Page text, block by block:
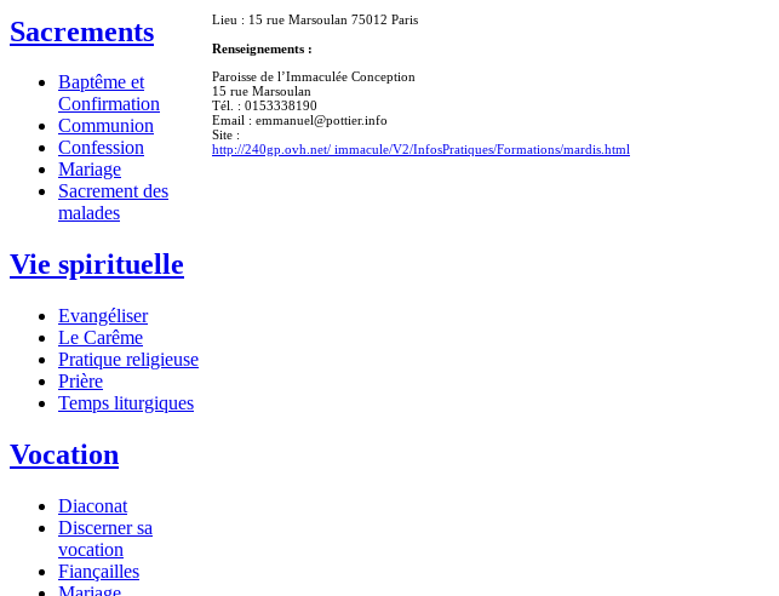
Sacrements
Baptême et
Confirmation
Communion
Confession
Mariage
Sacrement des
malades
Vie spirituelle
Evangéliser
Le Carême
Pratique religieuse
Prière
Temps liturgiques
Vocation
Diaconat
Discerner sa
vocation
Fiançailles
Lieu : 15 rue Marsoulan 75012 Paris
Renseignements :
Paroisse de l’Immaculée Conception
15 rue Marsoulan
Tél. : 0153338190
Email : emmanuel@pottier.info
Site :
http://240gp.ovh.net/ immacule/V2/InfosPratiques/Formations/mardis.html